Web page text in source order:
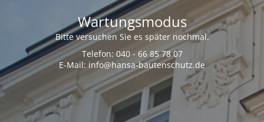
Wartungsmodus
Bitte versuchen Sie es später nochmal.
Telefon: 040 - 66 85 78 07
E-Mail: info@hansa-bautenschutz.de